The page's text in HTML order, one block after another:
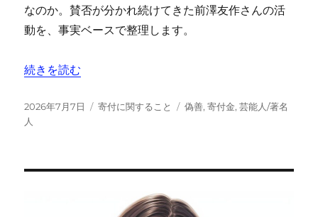
なのか。賛否が分かれ続けてきた前澤友作さんの活
動を、事実ベースで整理します。
“前澤友作の「お金配り」は寄付なのか？総額・寄付先
続きを読む
投
稿
2026年7月7日
カ
寄付に関すること
タ
偽善,寄付金,芸能人/著名
人